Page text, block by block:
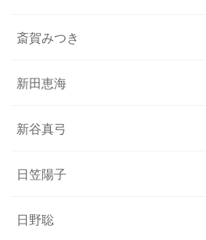
斎賀みつき
新田恵海
新谷真弓
日笠陽子
日野聡